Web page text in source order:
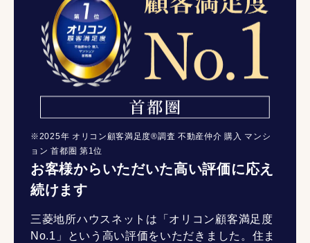
お客様からいただいた高い評価に応え
続けます
三菱地所ハウスネットは「オリコン顧客満足度
No.1」という高い評価をいただきました。住ま
※2025年 オリコン顧客満足度®調査 不動産仲介 購入 マンシ
ョン 首都圏 第1位